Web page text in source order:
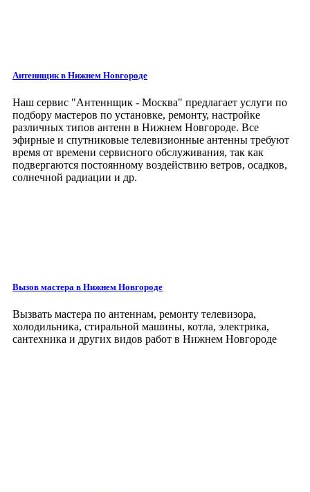
Антеннщик в Нижнем Новгороде
Наш сервис "Антеннщик - Москва" предлагает услуги по
подбору мастеров по установке, ремонту, настройке
различных типов антенн в Нижнем Новгороде. Все
эфирные и спутниковые телевизионные антенны требуют
время от времени сервисного обслуживания, так как
подвергаются постоянному воздействию ветров, осадков,
солнечной радиации и др.
Вызов мастера в Нижнем Новгороде
Вызвать мастера по антеннам, ремонту телевизора,
холодильника, стиральной машины, котла, электрика,
сантехника и других видов работ в Нижнем Новгороде